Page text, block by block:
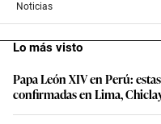
Noticias
Lo más visto
Papa León XIV en Perú:
confirmadas en Lima,